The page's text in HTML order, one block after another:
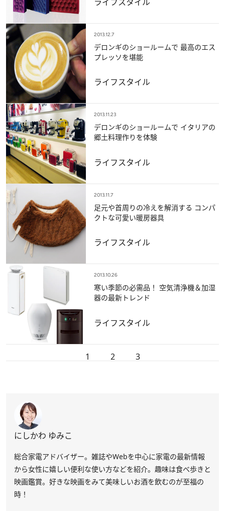
2013.12.7
デロンギのショールームで 最高のエス
プレッソを堪能
ライフスタイル
2013.11.23
デロンギのショールームで イタリアの
郷土料理作りを体験
ライフスタイル
2013.11.7
足元や首周りの冷えを解消する コンパ
クトな可愛い暖房器具
ライフスタイル
2013.10.26
寒い季節の必需品！ 空気清浄機＆加湿
器の最新トレンド
ライフスタイル
1 2 3
にしかわ ゆみこ
総合家電アドバイザー。雑誌やWebを中心に家電の最新情報
から女性に嬉しい便利な使い方などを紹介。趣味は食べ歩きと
映画鑑賞。好きな映画をみて美味しいお酒を飲むのが至福の
時！